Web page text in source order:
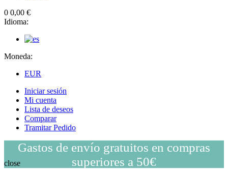
0 0,00 €
Idioma:
Moneda:
EUR
Iniciar sesión
Mi cuenta
Lista de deseos
Comparar
Tramitar Pedido
Gastos de envío gratuitos en compras
superiores a 50€
close